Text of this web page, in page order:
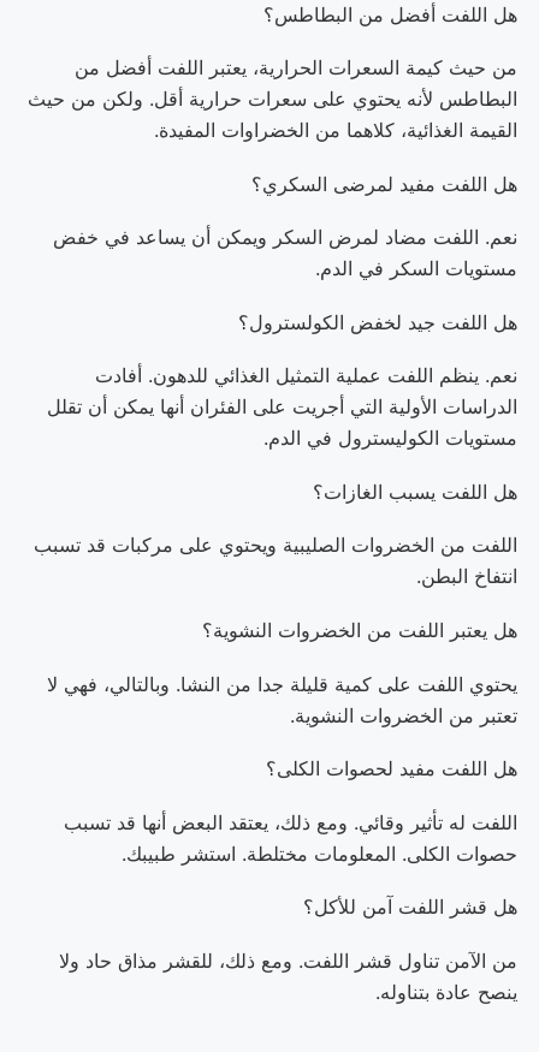
هل اللفت أفضل من البطاطس؟
من حيث كيمة السعرات الحرارية، يعتبر اللفت أفضل من
البطاطس لأنه يحتوي على سعرات حرارية أقل. ولكن من حيث
القيمة الغذائية، كلاهما من الخضراوات المفيدة.
هل اللفت مفيد لمرضى السكري؟
نعم. اللفت مضاد لمرض السكر ويمكن أن يساعد في خفض
مستويات السكر في الدم.
هل اللفت جيد لخفض الكولسترول؟
نعم. ينظم اللفت عملية التمثيل الغذائي للدهون. أفادت
الدراسات الأولية التي أجريت على الفئران أنها يمكن أن تقلل
مستويات الكوليسترول في الدم.
هل اللفت يسبب الغازات؟
اللفت من الخضروات الصليبية ويحتوي على مركبات قد تسبب
انتفاخ البطن.
هل يعتبر اللفت من الخضروات النشوية؟
يحتوي اللفت على كمية قليلة جدا من النشا. وبالتالي، فهي لا
تعتبر من الخضروات النشوية.
هل اللفت مفيد لحصوات الكلى؟
اللفت له تأثير وقائي. ومع ذلك، يعتقد البعض أنها قد تسبب
حصوات الكلى. المعلومات مختلطة. استشر طبيبك.
هل قشر اللفت آمن للأكل؟
من الآمن تناول قشر اللفت. ومع ذلك، للقشر مذاق حاد ولا
ينصح عادة بتناوله.